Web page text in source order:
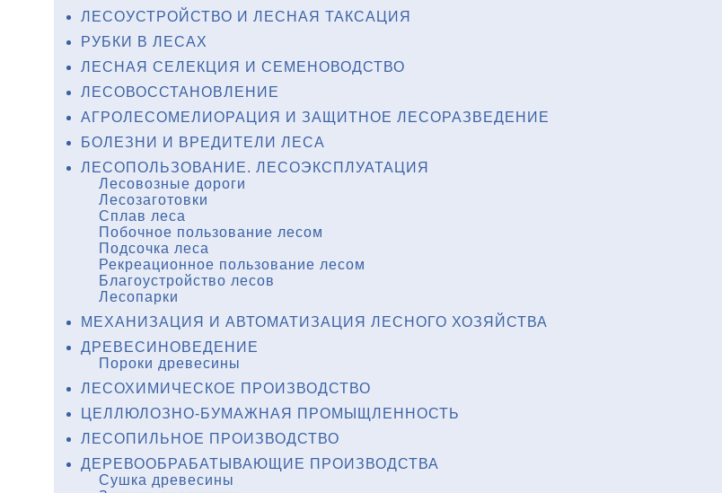
ЛЕСОУСТРОЙСТВО И ЛЕСНАЯ ТАКСАЦИЯ
РУБКИ В ЛЕСАХ
ЛЕСНАЯ СЕЛЕКЦИЯ И СЕМЕНОВОДСТВО
ЛЕСОВОССТАНОВЛЕНИЕ
АГРОЛЕСОМЕЛИОРАЦИЯ И ЗАЩИТНОЕ ЛЕСОРАЗВЕДЕНИЕ
БОЛЕЗНИ И ВРЕДИТЕЛИ ЛЕСА
ЛЕСОПОЛЬЗОВАНИЕ. ЛЕСОЭКСПЛУАТАЦИЯ
Лесовозные дороги
Лесозаготовки
Сплав леса
Побочное пользование лесом
Подсочка леса
Рекреационное пользование лесом
Благоустройство лесов
Лесопарки
МЕХАНИЗАЦИЯ И АВТОМАТИЗАЦИЯ ЛЕСНОГО ХОЗЯЙСТВА
ДРЕВЕСИНОВЕДЕНИЕ
Пороки древесины
ЛЕСОХИМИЧЕСКОЕ ПРОИЗВОДСТВО
ЦЕЛЛЮЛОЗНО-БУМАЖНАЯ ПРОМЫЩЛЕННОСТЬ
ЛЕСОПИЛЬНОЕ ПРОИЗВОДСТВО
ДЕРЕВООБРАБАТЫВАЮЩИЕ ПРОИЗВОДСТВА
Сушка древесины